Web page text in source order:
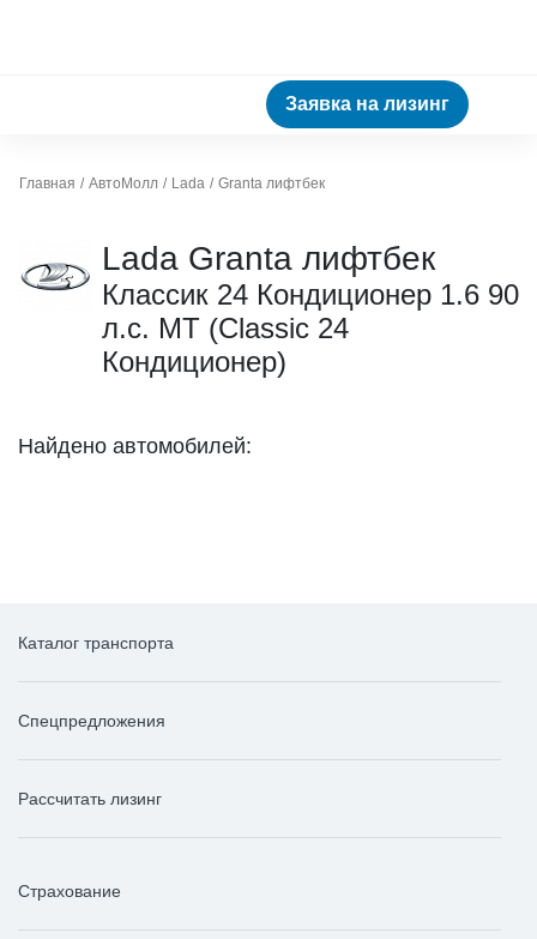
Заявка на лизинг
Главная АвтоМолл Lada Granta лифтбек
Lada Granta лифтбек
Классик 24 Кондиционер 1.6 90
л.с. МТ (Classic 24
Кондиционер)
Найдено автомобилей:
Каталог транспорта
Спецпредложения
Рассчитать лизинг
Страхование